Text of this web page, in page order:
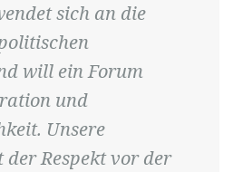
sich an die
will ein Forum
und
Unsere
der Respekt vor der